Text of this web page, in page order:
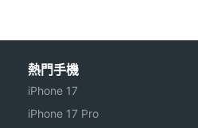
特色
熱門手機
iPhone 17
iPhone 17 Pro